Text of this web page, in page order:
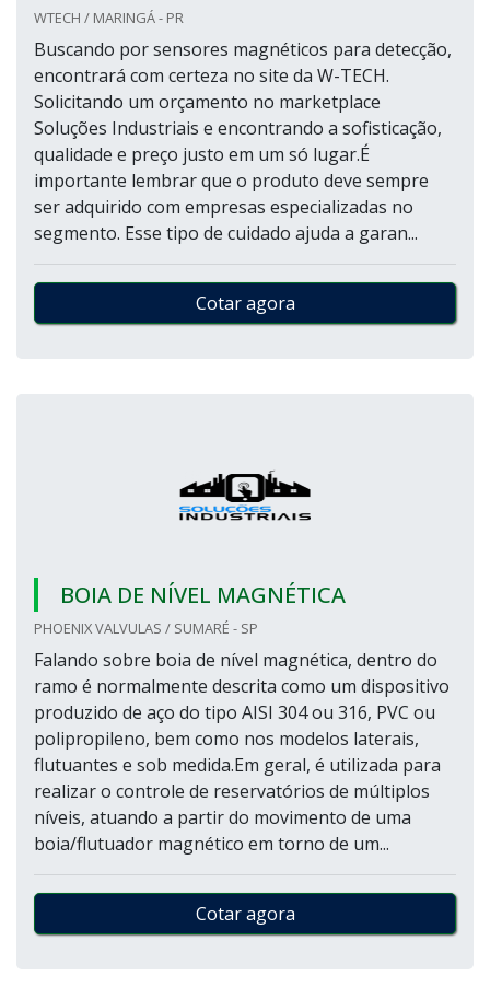
WTECH / MARINGÁ - PR
Buscando por sensores magnéticos para detecção,
encontrará com certeza no site da W-TECH.
Solicitando um orçamento no marketplace
Soluções Industriais e encontrando a sofisticação,
qualidade e preço justo em um só lugar.É
importante lembrar que o produto deve sempre
ser adquirido com empresas especializadas no
segmento. Esse tipo de cuidado ajuda a garan...
Cotar agora
BOIA DE NÍVEL MAGNÉTICA
PHOENIX VALVULAS / SUMARÉ - SP
Falando sobre boia de nível magnética, dentro do
ramo é normalmente descrita como um dispositivo
produzido de aço do tipo AISI 304 ou 316, PVC ou
polipropileno, bem como nos modelos laterais,
flutuantes e sob medida.Em geral, é utilizada para
realizar o controle de reservatórios de múltiplos
níveis, atuando a partir do movimento de uma
boia/flutuador magnético em torno de um...
Cotar agora